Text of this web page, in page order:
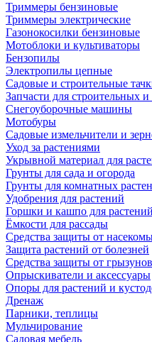
Триммеры бензиновые
Триммеры электрические
Газонокосилки бензиновые
Мотоблоки и культиваторы
Бензопилы
Электропилы цепные
Садовые и строительные
Запчасти для строительных и
Снегоуборочные машины
Мотобуры
Садовые измельчители и
Уход за растениями
Укрывной материал для
Грунты для сада и огорода
Грунты для комнатных
Удобрения для растений
Горшки и кашпо для растений
Ёмкости для рассады
Средства защиты от
Защита растений от болезней
Средства защиты от грызунов
Опрыскиватели и аксессуары
Опоры для растений и
Дренаж
Парники, теплицы
Мульчирование
Садовая мебель